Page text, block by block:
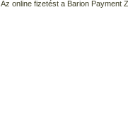
Az online fizetést a Barion Payment